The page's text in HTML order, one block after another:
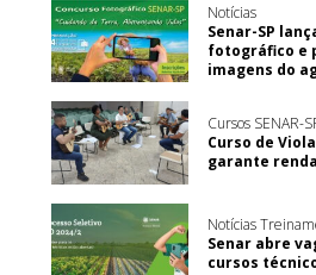
Notícias
Senar-SP
fotográfico e
imagens do
Cursos SENAR-
Curso de
garante
Notícias
Senar abre
cursos